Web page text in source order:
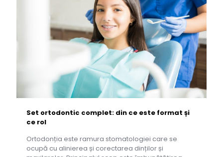
Set ortodontic complet: din ce este format și
ce rol
Ortodonția este ramura stomatologiei care se
ocupă cu alinierea și corectarea dinților și